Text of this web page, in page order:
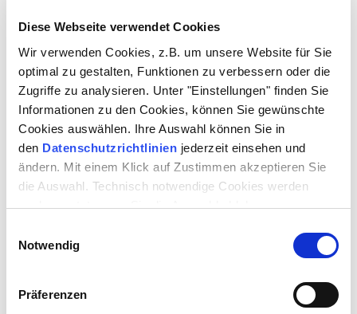
Diese Webseite verwendet Cookies
Wir verwenden Cookies, z.B. um unsere Website für Sie
optimal zu gestalten, Funktionen zu verbessern oder die
Zugriffe zu analysieren. Unter "Einstellungen" finden Sie
Informationen zu den Cookies, können Sie gewünschte
Cookies auswählen. Ihre Auswahl können Sie in
den Datenschutzrichtlinien jederzeit einsehen und
ändern. Mit einem Klick auf Zustimmen akzeptieren Sie
die Auswahl. Technisch notwendige Cookies werden
auch gesetzt, wenn Sie die Auswahl ablehnen.
Notwendig
Präferenzen
Aufführungsrechte: Vertriebstelle und Verlag Deutscher
Bühnenschriftsteller und Bühnenkomponisten GmbH, 22844
Norderstedt
REGIE SUSANNE LIETZOW
BÜHNE AUREL LENFERT
KOSTÜME AUREL LENFERT/SUSANNE LIETZOW
MUSIK ROUMEN DIMITROV
DRAMATURGIE KATRIN AISSEN
MIT
NILS BRÜCK
(Henry Perkins)
(Bill)